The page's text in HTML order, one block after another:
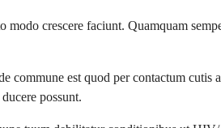
crescere faciunt. Quamquam
est quod per contactum
possunt.